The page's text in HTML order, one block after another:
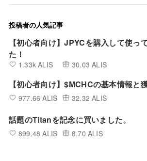
投稿者の人気記事
【初心者向け】JPYCを購入して使っ
た！
1.33k ALIS 30.03 ALIS
【初心者向け】$MCHCの基本情報と
977.66 ALIS 32.32 ALIS
話題のTitanを記念に買いました。
899.48 ALIS 8.70 ALIS